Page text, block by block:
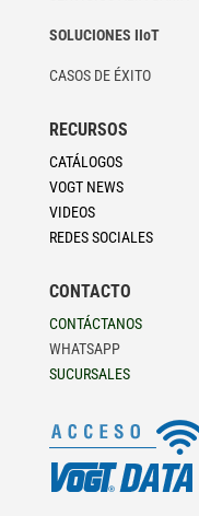
SOLUCIONES IIoT
CASOS DE ÉXITO
RECURSOS
CATÁLOGOS
VOGT NEWS
VIDEOS
REDES SOCIALES
CONTACTO
CONTÁCTANOS
WHATSAPP
SUCURSALES